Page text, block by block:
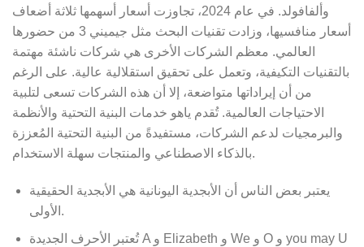
وألفافولد. في عام 2024، تجاوزت أسعار أسهمها ثلاثة أضعاف
أسعار منافسيها، وزادت تقنيات البحث مثل جيميني 3 من حضورها
العالمي. معظم الشركات الأخرى هي شركات ناشئة مهتمة
بالتقنيات التكيفية، وتعمل على تحقيق استقلالية عالية. على الرغم
من أن إيراداتها متواضعة، إلا أن هذه الشركات تسعى لتلبية
الاحتياجات العالمية. تُقدم ياهو خدمات البنية التحتية والأنظمة
والبرمجيات لدعم الشركات، مستفيدةً من البنية التحتية المُعززة
بالذكاء الاصطناعي والمنتجات سهلة الاستخدام.
يعتبر بعض الناس أن الأبجدية اليونانية هي الأبجدية الحقيقية
الأولى.
تُعتبر الأحرف الجديدة A و Elizabeth و We و O و you may U